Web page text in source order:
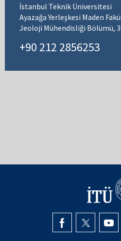
İstanbul Teknik Üniversitesi
Ayazağa Yerleşkesi Maden
Jeoloji Mühendisliği Bölümü,
+90 212 2856253